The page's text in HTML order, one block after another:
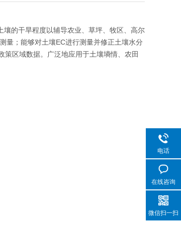
的干旱程度以辅导农业、草坪、牧区、高尔
量；能够对土壤EC进行测量并修正土壤水分
区域数据。广泛地应用于土壤墒情、农田
电话
在线咨询
微信扫一扫